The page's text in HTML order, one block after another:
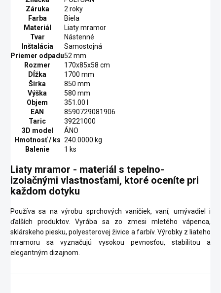
Záruka
2 roky
Farba
Biela
Materiál
Liaty mramor
Tvar
Nástenné
Inštalácia
Samostojná
Priemer odpadu52 mm
Rozmer
170x85x58 cm
Dĺžka
1700 mm
Šírka
850 mm
Výška
580 mm
Objem
351.00 l
EAN
8590729081906
Taric
39221000
3D model
ÁNO
Hmotnosť / ks 240.0000 kg
Balenie
1 ks
Liaty mramor - materiál s tepelno-
izolačnými vlastnosťami, ktoré oceníte pri
každom dotyku
Používa sa na výrobu sprchových vaničiek, vaní, umývadiel i
ďalších produktov. Vyrába sa zo zmesi mletého vápenca,
sklárskeho piesku, polyesterovej živice a farbív. Výrobky z liateho
mramoru sa vyznačujú vysokou pevnosťou, stabilitou a
elegantným dizajnom.